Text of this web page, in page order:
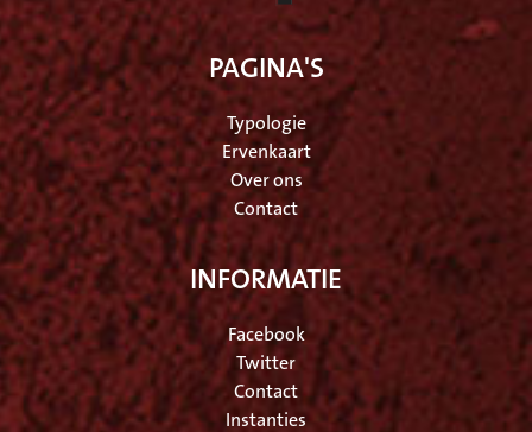
PAGINA'S
Typologie
Ervenkaart
Over ons
Contact
INFORMATIE
Facebook
Twitter
Contact
Instanties